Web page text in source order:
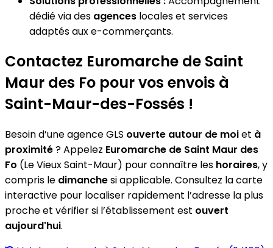
dédié via des agences locales et services
adaptés aux e-commerçants.
Contactez Euromarche de Saint
Maur des Fo pour vos envois à
Saint-Maur-des-Fossés !
Besoin d’une agence GLS ouverte autour de moiet à
proximité? Appelez Euromarche de Saint Maur des
Fo (Le Vieux Saint-Maur) pour connaître les horaires, y
compris le dimanchesi applicable. Consultez la carte
interactive pour localiser rapidement l’adresse la plus
proche et vérifier si l’établissement est ouvert
aujourd'hui.